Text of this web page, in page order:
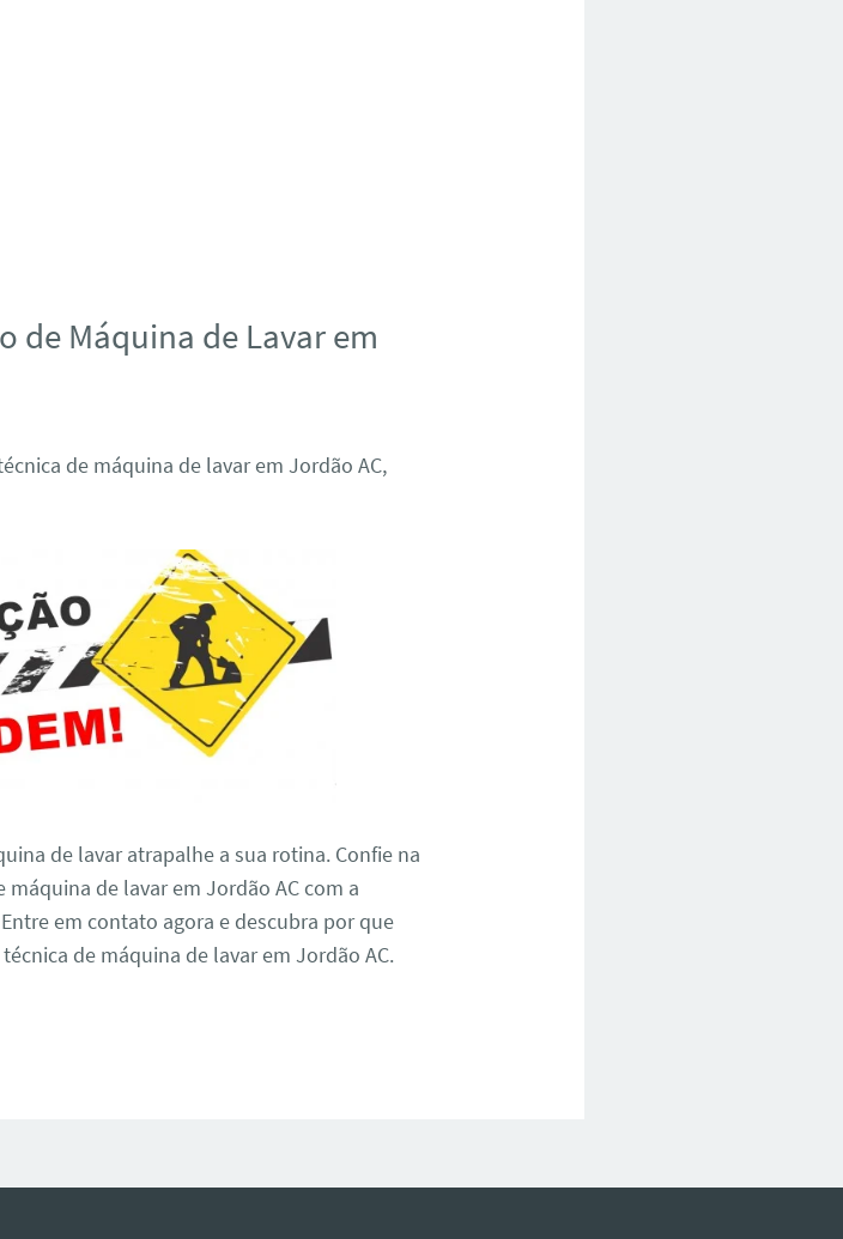
de Máquina de Lavar em
de máquina de lavar em Jordão AC,
de lavar atrapalhe a sua rotina. Confie na
de lavar em Jordão AC com a
em contato agora e descubra por que
de máquina de lavar em Jordão AC.